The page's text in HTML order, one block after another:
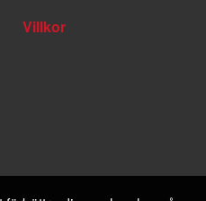
Villkor